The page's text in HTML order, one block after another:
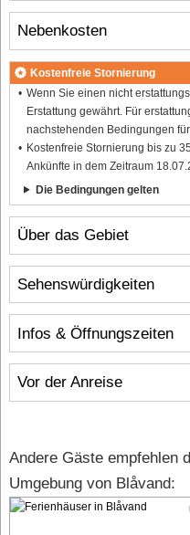
Über das Gebiet
Infos & Öffnungszeiten
Vor der Anreise
Nebenkosten
Kostenfreie Stornierung
Wenn Sie einen nicht
Erstattung gewährt. Für
nachstehenden Bedingungen
Kostenfreie Stornierung bis zu
Ankünfte in dem Zeitraum
Die Bedingungen gelten
Sehenswürdigkeiten
Andere Gäste empfehlen
Umgebung von Blåvand: